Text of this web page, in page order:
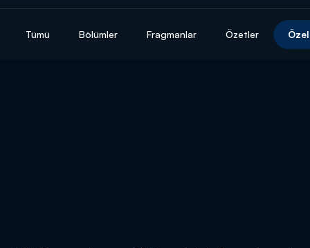
Tümü Bölümler Fragmanlar Özetler